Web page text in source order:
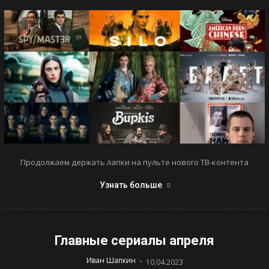
Продолжаем держать лапки на пульте нового ТВ-контента
Узнать больше
Главные сериалы апреля
Иван Шапкин - 10.04.2023